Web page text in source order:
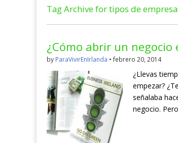
Tag Archive for tipos de
¿Cómo abrir un negocio
by ParaVivirEnIrlanda •febrero 20, 2014
¿Llevas
empezar?
señalaba
negocio.